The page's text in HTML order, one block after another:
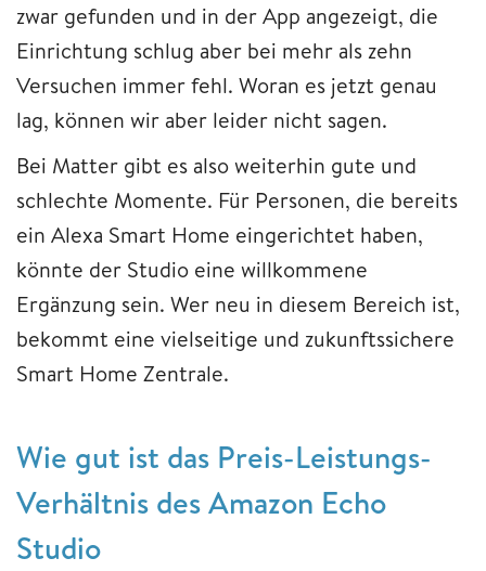
zwar gefunden und in der App angezeigt, die
Einrichtung schlug aber bei mehr als zehn
Versuchen immer fehl. Woran es jetzt genau
lag, können wir aber leider nicht sagen.
Bei Matter gibt es also weiterhin gute und
schlechte Momente. Für Personen, die bereits
ein Alexa Smart Home eingerichtet haben,
könnte der Studio eine willkommene
Ergänzung sein. Wer neu in diesem Bereich ist,
bekommt eine vielseitige und zukunftssichere
Smart Home Zentrale.
Wie gut ist das Preis-Leistungs-
Verhältnis des Amazon Echo
Studio